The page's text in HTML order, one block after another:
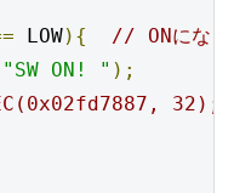
LOW){
// ONになっ
"SW ON! " );
32); //